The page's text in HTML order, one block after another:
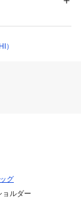
クをプリント。
繍で繊細に表
ソロ」
）
グ
ョルダー